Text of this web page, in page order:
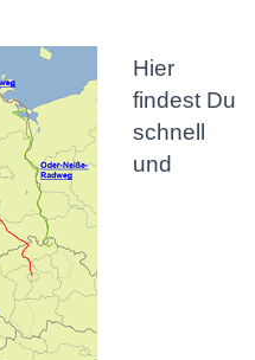
Hier
findest Du
schnell
und